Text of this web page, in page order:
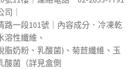
｜
路一段101號｜內容成分．冷凍乾
溶性纖維、
脂奶粉、乳酸菌)、菊苣纖維、玉
酸菌（詳見盒側